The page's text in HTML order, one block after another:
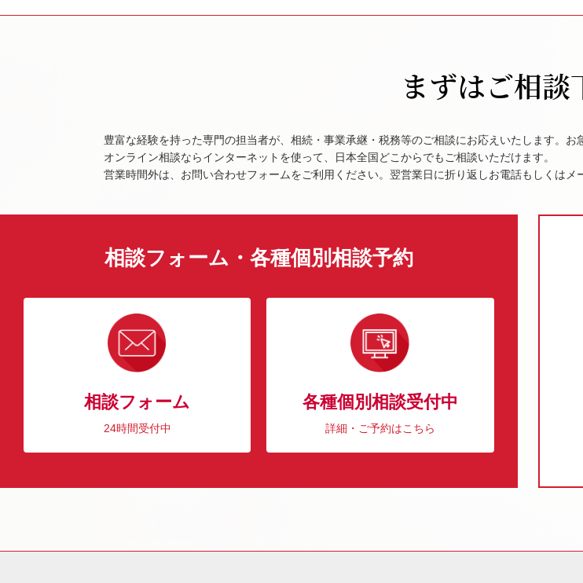
まずはご相談
豊富な経験を持った専門の担当者が、相続・事業承継・税務等のご相談にお応えいたします。お
オンライン相談ならインターネットを使って、日本全国どこからでもご相談いただけます。
営業時間外は、お問い合わせフォームをご利用ください。翌営業日に折り返しお電話もしくはメ
相談フォーム・各種個別相談予約
相談フォーム
24時間受付中
各種個別相談受付中
詳細・ご予約はこちら